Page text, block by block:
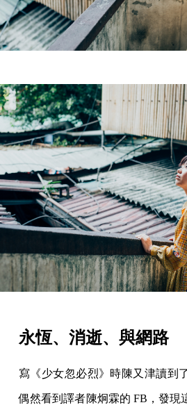
永恆、消逝、與網路
寫《少女忽必烈》時陳又津讀到
偶然看到譯者陳炯霖的 FB，發現